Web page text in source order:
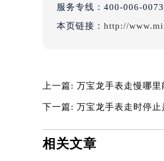
吉林省四平
吉林省松原
辽宁省本溪
辽宁省朝阳
服务专线： 400-006-0073
本页链接： http://
上一篇: 万宝龙手表走慢哪里
下一篇: 万宝龙手表走时停止
相关文章